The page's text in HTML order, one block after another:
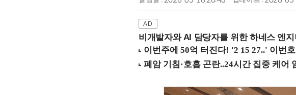
비개발자와 AI 담당자를 위한 하네스 엔